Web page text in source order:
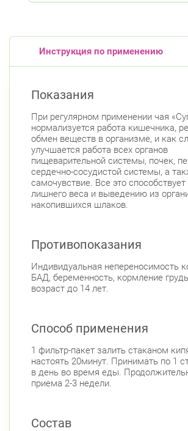
Инструкция по применению
Показания
При регулярном применении чая
нормализуется работа кишечника,
обмен веществ в организме, и как
улучшается работа всех органов
пищеварительной системы, почек,
сердечно-сосудистой системы, а
самочувствие. Все это
лишнего веса и выведению из
накопившихся шлаков.
Противопоказания
Индивидуальная непереносимость
БАД, беременность, кормление
возраст до 14 лет.
Способ применения
1 фильтр-пакет залить стаканом
настоять 20минут. Принимать по 1
в день во время еды.
приема 2-3 недели.
Состав